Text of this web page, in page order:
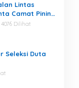
Lintas
Camat Pining
4076 Dilihat
Seleksi Duta